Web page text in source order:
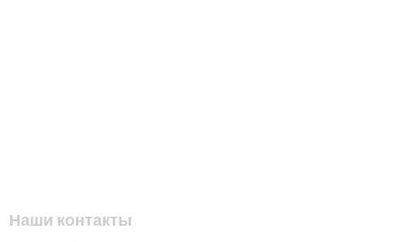
Наши контакты